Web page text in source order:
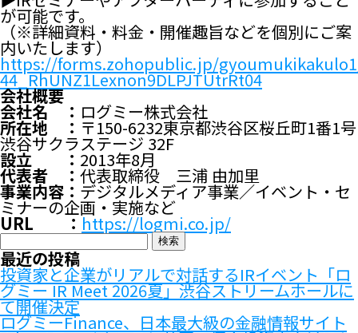
が可能です。
（※詳細資料・料金・開催趣旨などを個別にご案
内いたします）
https://forms.zohopublic.jp/
44_RhUNZ1Lexnon9DLPJTUtrRt04
会社概要
会社名 ： ログミー株式会社
所在地 ： 〒150-6232東京都渋谷区桜丘町1番1号
渋谷サクラステージ 32F
設立 ： 2013年8月
代表者 ： 代表取締役 三浦 由加里
事業内容： デジタルメディア事業／イベント・セ
ミナーの企画・実施など
URL ：https://logmi.co.jp/
検
索:
最近の投稿
投資家と企業がリアルで対話するIRイベント「ロ
グミー IR Meet 2026夏」渋谷ストリームホールに
て開催決定
ログミーFinance、日本最大級の金融情報サイト